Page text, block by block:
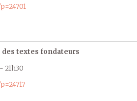
des textes fondateurs
- 21h30